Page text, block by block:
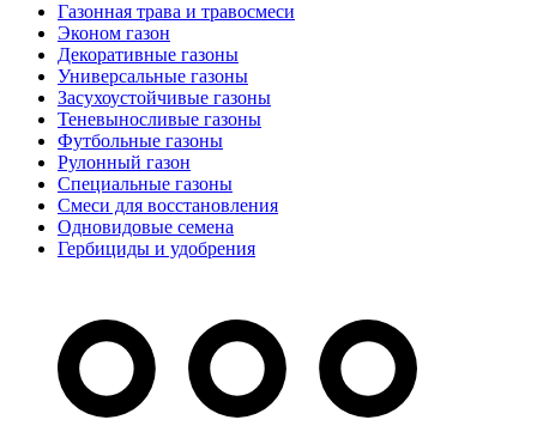
Газонная трава и травосмеси
Эконом газон
Декоративные газоны
Универсальные газоны
Засухоустойчивые газоны
Теневыносливые газоны
Футбольные газоны
Рулонный газон
Специальные газоны
Смеси для восстановления
Одновидовые семена
Гербициды и удобрения